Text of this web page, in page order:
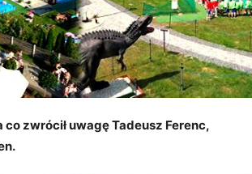
zwrócił uwagę Tadeusz Ferenc,